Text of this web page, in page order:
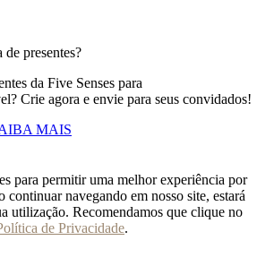
presentes?
da Five Senses para
Crie agora e envie para seus convidados!
MAIS
para permitir uma melhor experiência por
navegando em nosso site, estará
utilização. Recomendamos que clique no
de Privacidade.